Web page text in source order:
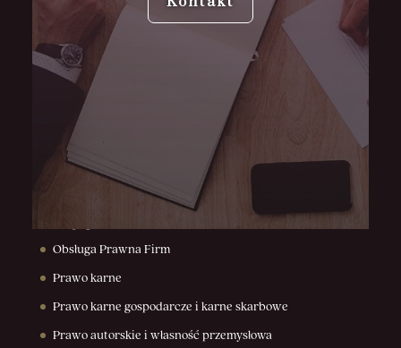
Obsługa Prawna Firm
Prawo karne
Prawo karne gospodarcze i karne skarbowe
Prawo autorskie i własność przemysłowa